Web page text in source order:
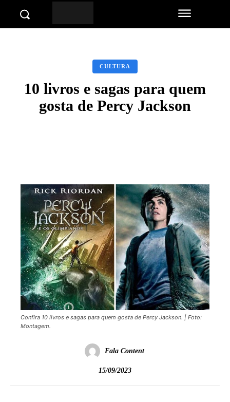
CULTURA
10 livros e sagas para quem
gosta de Percy Jackson
Confira 10 livros e sagas para quem gosta de Percy Jackson. | Foto:
Montagem.
Fala Content
15/09/2023